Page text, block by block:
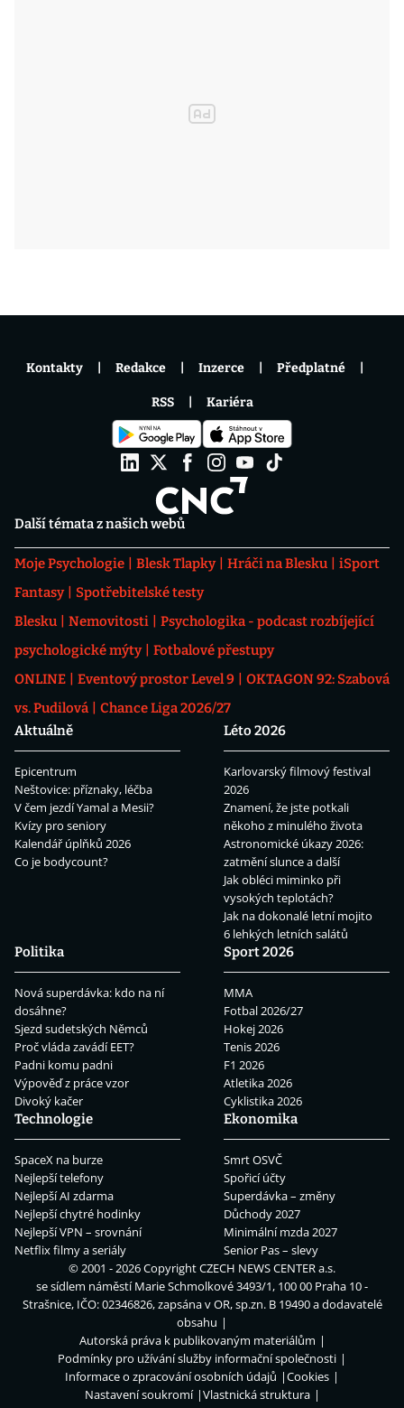
Další témata z našich webů
Moje Psychologie Blesk Tlapky Hráči na Blesku
iSport
Fantasy
Spotřebitelské testy
Blesku
Nemovitosti
Psychologika - podcast rozbíjející
psychologické mýty
Fotbalové přestupy
ONLINE
Eventový prostor Level 9
OKTAGON 92: Szabová
vs. Pudilová
Chance Liga 2026/27
Aktuálně
Epicentrum
Neštovice: příznaky, léčba
V čem jezdí Yamal a Mesii?
Kvízy pro seniory
Kalendář úplňků 2026
Co je bodycount?
Léto 2026
Karlovarský filmový festival
2026
Znamení, že jste potkali
někoho z minulého života
Astronomické úkazy 2026:
zatmění slunce a další
Jak obléci miminko při
vysokých teplotách?
Jak na dokonalé letní mojito
6 lehkých letních salátů
Politika
Nová superdávka: kdo na ní
dosáhne?
Sjezd sudetských Němců
Proč vláda zavádí EET?
Padni komu padni
Výpověď z práce vzor
Divoký kačer
Sport 2026
MMA
Fotbal 2026/27
Hokej 2026
Tenis 2026
F1 2026
Atletika 2026
Cyklistika 2026
Technologie
SpaceX na burze
Nejlepší telefony
Nejlepší AI zdarma
Nejlepší chytré hodinky
Nejlepší VPN – srovnání
Netflix filmy a seriály
Ekonomika
Smrt OSVČ
Spořicí účty
Superdávka – změny
Důchody 2027
Minimální mzda 2027
Senior Pas – slevy
Kontakty Redakce Inzerce Předplatné
RSS Kariéra
© 2001 - 2026 CopyrightCZECH NEWS CENTER a.s.
se sídlem náměstí Marie Schmolkové 3493/1, 100 00 Praha 10 -
Strašnice, IČO: 02346826, zapsána v OR, sp.zn. B 19490 a dodavatelé
obsahu
Autorská práva k publikovaným materiálům
Podmínky pro užívání služby informační společnosti
Informace o zpracování osobních údajů
Cookies
Nastavení soukromí
Vlastnická struktura